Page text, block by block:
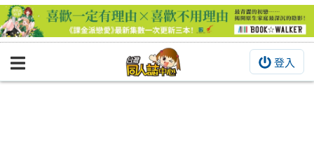
登入
BOOKY書集倉庫